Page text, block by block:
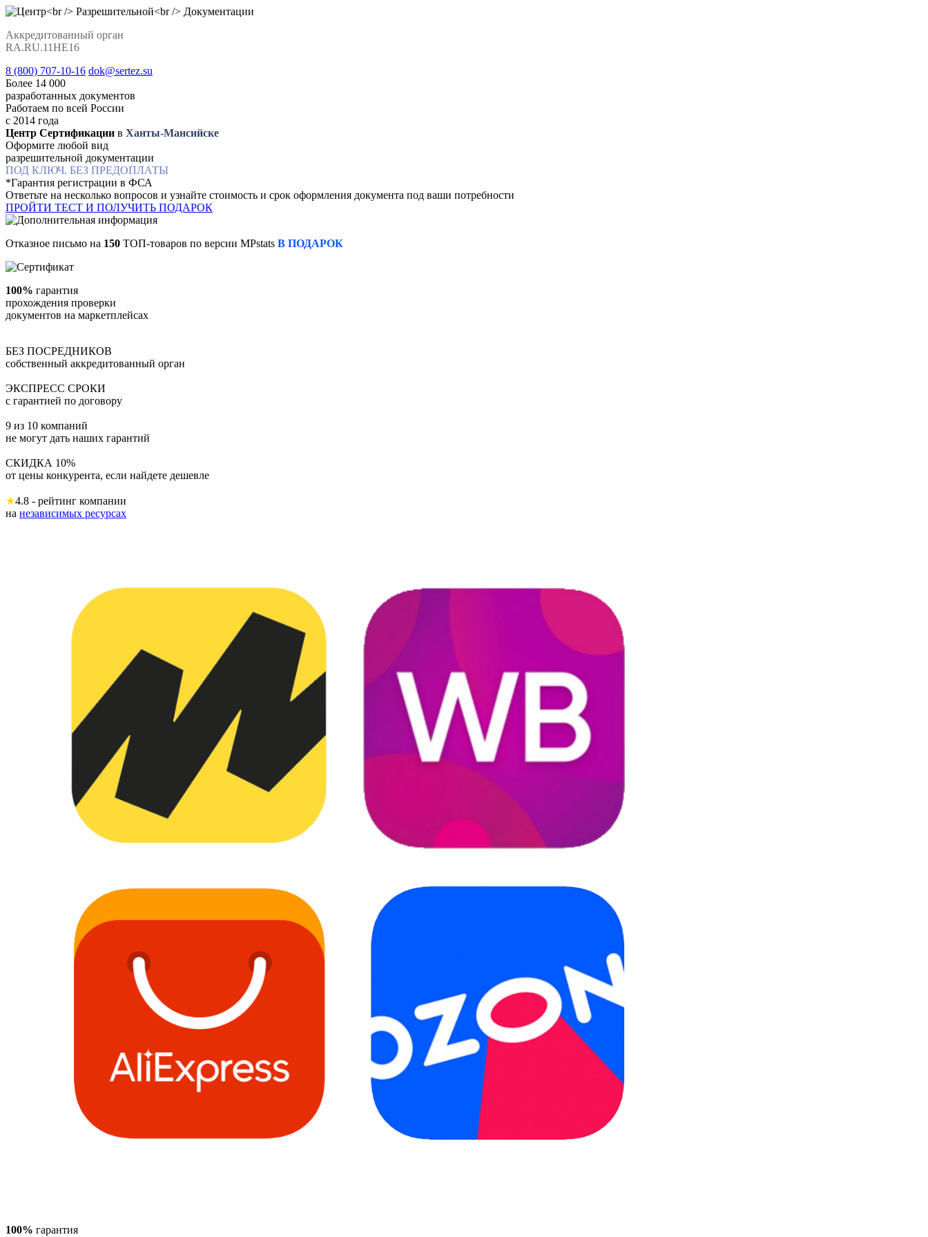
Аккредитованный орган
RA.RU.11НЕ16
8 (800) 707-10-16 dok@sertez.su
Более 14 000
разработанных документов
Работаем по всей Роcсии
с 2014 года
Центр Сертификации в Ханты-Мансийске
Оформите любой вид
разрешительной документации
ПОД КЛЮЧ. БЕЗ ПРЕДОПЛАТЫ
*Гарантия регистрации в ФСА
Ответьте на несколько вопросов и узнайте стоимость и срок оформления документа под ваши потребности
ПРОЙТИ ТЕСТ И ПОЛУЧИТЬ ПОДАРОК
Отказное письмо на 150 ТОП-товаров по версии MPstats В ПОДАРОК
100% гарантия
прохождения проверки
документов на маркетплейсах
БЕЗ ПОСРЕДНИКОВ
собственный аккредитованный орган
ЭКСПРЕСС СРОКИ
с гарантией по договору
9 из 10 компаний
не могут дать наших гарантий
СКИДКА 10%
от цены конкурента, если найдете дешевле
★4.8 - рейтинг компании
на независимых ресурсах
100% гарантия